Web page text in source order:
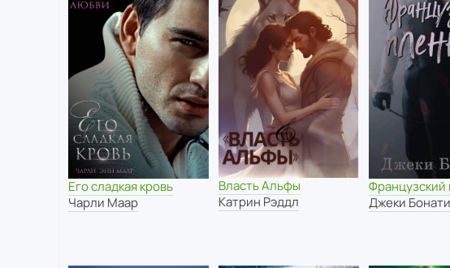
Его сладкая кровь
Чарли Маар
Власть Альфы
Катрин Рэддл
Французский
Джеки Бонати